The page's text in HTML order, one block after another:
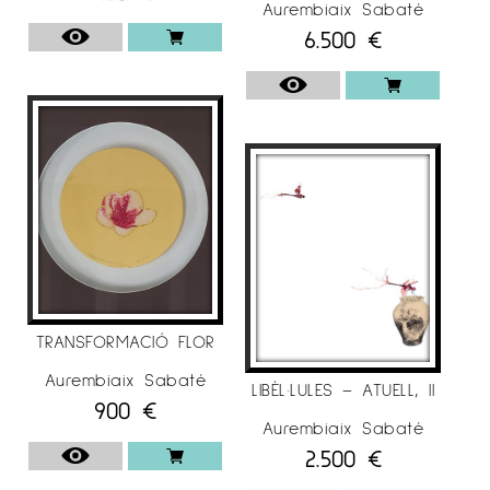
EXPOSICIONS COL·LECTIVES
. 2020
– Galeria Espai Cavallers
2018
– Galeria Espai Cavallers
“Art emergent”,
Lleida.
– Galeria Espai Cavallers“Dones d’art”, Lleida.
. 2017/18
TRANSFORMACIÓ FLOR
Aurembiaix Sabaté
900 €
Aurembiaix Sabaté
6.500 €
LIBÈL·LULES – ATUELL, II
Aurembiaix Sabaté
2.500 €